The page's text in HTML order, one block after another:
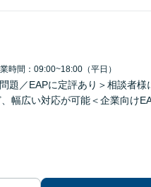
時間：09:00~18:00（平日）
題／EAPに定評あり＞相談者
幅広い対応が可能＜企業向け